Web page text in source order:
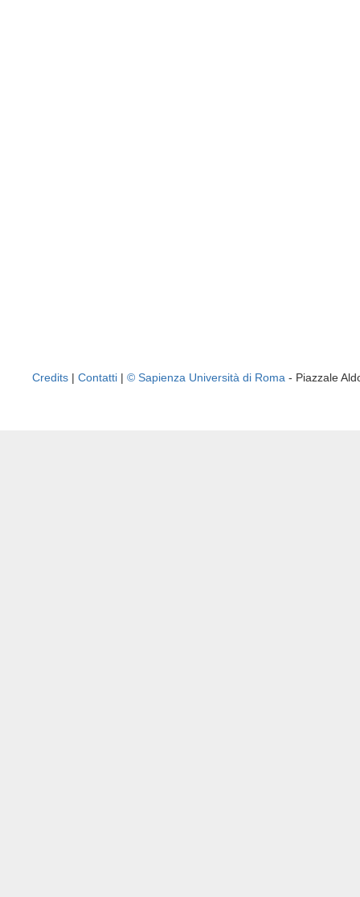
Credits | Contatti | © Sapienza Università di Roma - Piazzale